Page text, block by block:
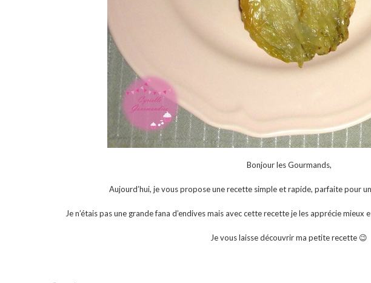
Bonjour les Gourmands,
Aujourd’hui, je vous propose une recette simple et rapide, parfaite pour
Je n’étais pas une grande fana d’endives mais avec cette recette je les apprécie
Je vous laisse découvrir ma petite recette 😉